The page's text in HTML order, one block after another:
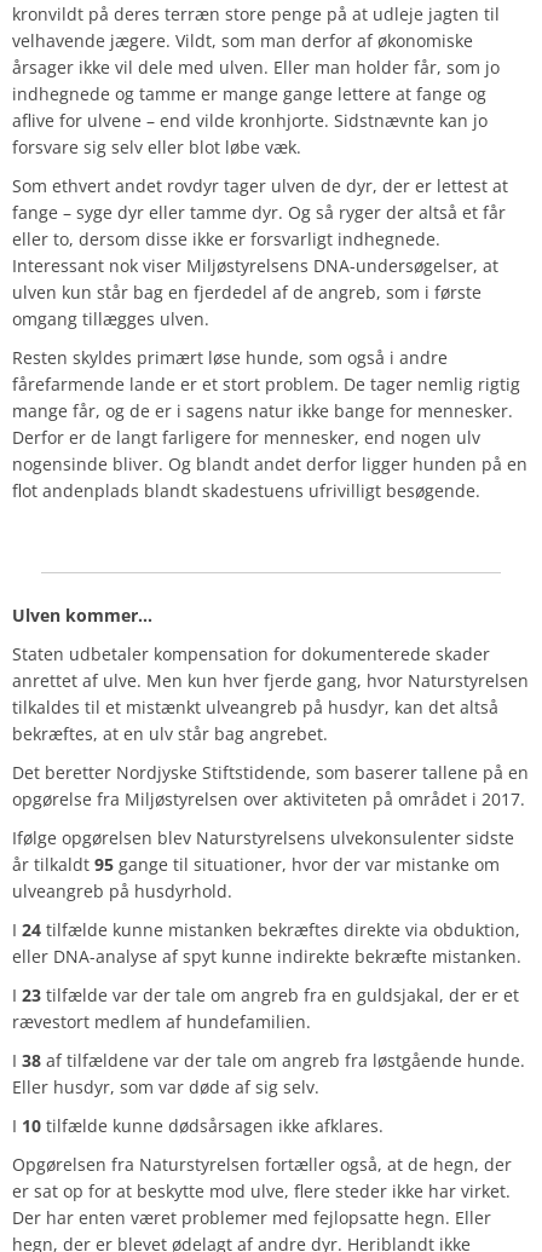
kronvildt på deres terræn store penge på at udleje jagten til
velhavende jægere. Vildt, som man derfor af økonomiske
årsager ikke vil dele med ulven. Eller man holder får, som jo
indhegnede og tamme er mange gange lettere at fange og
aflive for ulvene – end vilde kronhjorte. Sidstnævnte kan jo
forsvare sig selv eller blot løbe væk.
Som ethvert andet rovdyr tager ulven de dyr, der er lettest at
fange – syge dyr eller tamme dyr. Og så ryger der altså et får
eller to, dersom disse ikke er forsvarligt indhegnede.
Interessant nok viser Miljøstyrelsens DNA-undersøgelser, at
ulven kun står bag en fjerdedel af de angreb, som i første
omgang tillægges ulven.
Resten skyldes primært løse hunde, som også i andre
fårefarmende lande er et stort problem. De tager nemlig rigtig
mange får, og de er i sagens natur ikke bange for mennesker.
Derfor er de langt farligere for mennesker, end nogen ulv
nogensinde bliver. Og blandt andet derfor ligger hunden på en
flot andenplads blandt skadestuens ufrivilligt besøgende.
Ulven kommer…
Staten udbetaler kompensation for dokumenterede skader
anrettet af ulve. Men kun hver fjerde gang, hvor Naturstyrelsen
tilkaldes til et mistænkt ulveangreb på husdyr, kan det altså
bekræftes, at en ulv står bag angrebet.
Det beretter Nordjyske Stiftstidende, som baserer tallene på en
opgørelse fra Miljøstyrelsen over aktiviteten på området i 2017.
Ifølge opgørelsen blev Naturstyrelsens ulvekonsulenter sidste
år tilkaldt 95 gange til situationer, hvor der var mistanke om
ulveangreb på husdyrhold.
I 24 tilfælde kunne mistanken bekræftes direkte via obduktion,
eller DNA-analyse af spyt kunne indirekte bekræfte mistanken.
I 23 tilfælde var der tale om angreb fra en guldsjakal, der er et
rævestort medlem af hundefamilien.
I 38 af tilfældene var der tale om angreb fra løstgående hunde.
Eller husdyr, som var døde af sig selv.
I 10 tilfælde kunne dødsårsagen ikke afklares.
Opgørelsen fra Naturstyrelsen fortæller også, at de hegn, der
er sat op for at beskytte mod ulve, flere steder ikke har virket.
Der har enten været problemer med fejlopsatte hegn. Eller
hegn, der er blevet ødelagt af andre dyr. Heriblandt ikke